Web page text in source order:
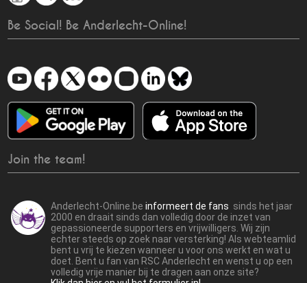
Be Social! Be Anderlecht-Online!
Join the team!
Anderlecht-Online.beinformeert de fans sinds het jaar
2000 en draait sinds dan volledig door de inzet van
gepassioneerde supporters en vrijwilligers. Wij zijn
echter steeds op zoek naar versterking! Als webteamlid
bent u vrij te kiezen wanneer u voor ons werkt en wat u
doet. Bent u fan van RSC Anderlecht en wenst u op een
volledig vrije manier bij te dragen aan onze site?